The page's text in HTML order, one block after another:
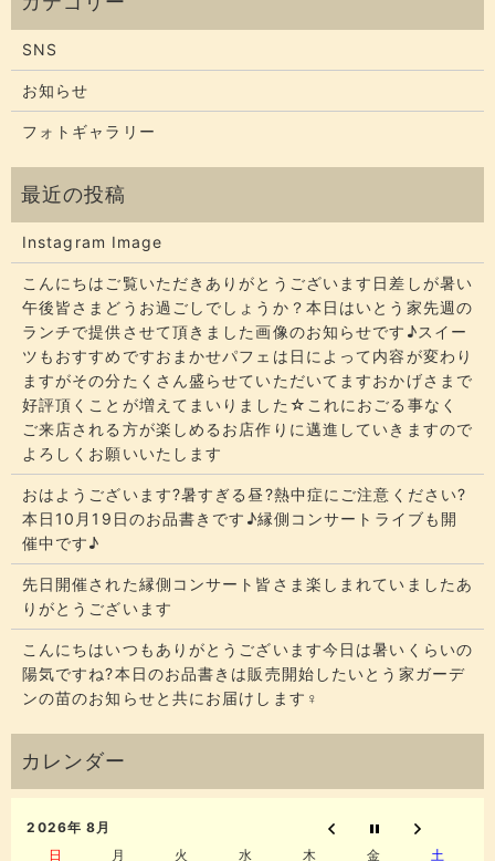
SNS
お知らせ
フォトギャラリー
Instagram Image
こんにちはご覧いただきありがとうございます​​​日差しが暑い
午後皆さまどうお過ごしでしょうか？​​​本日はいとう家先週の
ランチで提供させて頂きました画像のお知らせです♪スイー
ツもおすすめですおまかせパフェは日によって内容が変わり
ますがその分たくさん盛らせていただいてます​​​おかげさまで
好評頂くことが増えてまいりました☆​​これにおごる事なく
ご来店される方が楽しめるお店作りに邁進していきますので
よろしくお願いいたします
おはようございます?暑すぎる昼?熱中症にご注意ください?
本日10月19日のお品書きです♪縁側コンサートライブも開
催中です♪
先日開催された縁側コンサート皆さま楽しまれていましたあ
りがとうございます
こんにちはいつもありがとうございます今日は暑いくらいの
陽気ですね?本日のお品書きは販売開始したいとう家ガーデ
ンの苗のお知らせと共にお届けします‍♀️
2026年 8月
日
月 火 水 木 金 土